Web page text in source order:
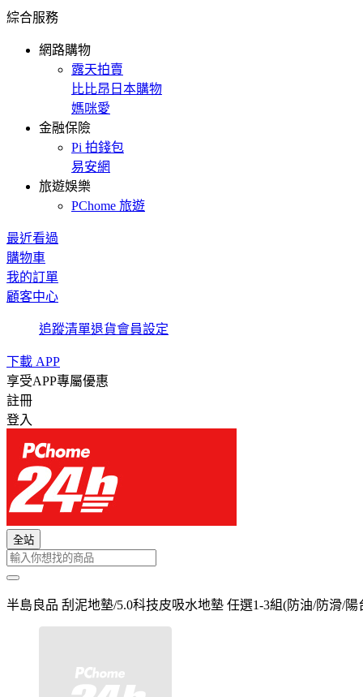
綜合服務
網路購物
露天拍賣
比比昂日本購物
媽咪愛
金融保險
Pi 拍錢包
易安網
旅遊娛樂
PChome 旅遊
最近看過
購物車
我的訂單
顧客中心
追蹤清單退貨會員設定
下載 APP
享受APP專屬優惠
註冊
登入
全站
半島良品 刮泥地墊/5.0科技皮吸水地墊 任選1-3組(防油/防滑/陽